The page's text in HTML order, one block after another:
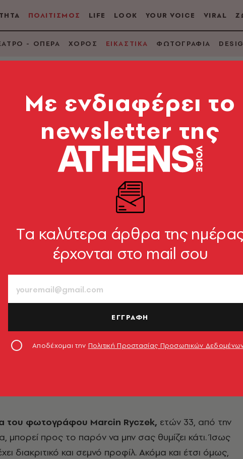
ΠΟΛΙΤΙΣΜΟΣ LIFE LOOK YOUR VOICE VIRAL
- ΟΠΕΡΑ ΧΟΡΟΣ ΕΙΚΑΣΤΙΚΑ ΦΩΤΟΓΡΑΦΙΑ
του ποταμού
μιλάει στην A.V.
του φωτογράφου Marcin Ryczek, ετών 33, από την
μπορεί προς το παρόν να μην σας θυμίζει κάτι. Ίσως
διακριτικό και σεμνό προφίλ. Ακόμα και έτσι όμως,
Mε ενδιαφέρει το
newsletter της
Tα καλύτερα άρθρα της
έρχονται στο mail σου
ΕΓΓΡΑΦΗ
Αποδέχομαι την Πολιτική Προστασίας Προσωπικών